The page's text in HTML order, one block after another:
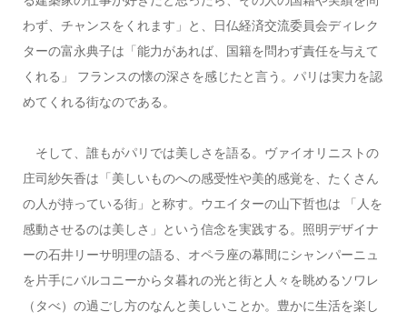
わず、チャンスをくれます」と、日仏経済交流委員会ディレク
ターの富永典子は「能力があれば、国籍を問わず責任を与えて
くれる」 フランスの懐の深さを感じたと言う。パリは実力を認
めてくれる街なのである。
そして、誰もがパリでは美しさを語る。ヴァイオリニストの
庄司紗矢香は「美しいものへの感受性や美的感覚を、たくさん
の人が持っている街」と称す。ウエイターの山下哲也は 「人を
感動させるのは美しさ」という信念を実践する。照明デザイナ
ーの石井リーサ明理の語る、オペラ座の幕間にシャンパーニュ
を片手にバルコニーからタ暮れの光と街と人々を眺めるソワレ
（タべ）の過ごし方のなんと美しいことか。豊かに生活を楽し